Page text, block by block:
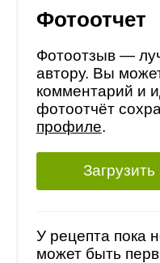
Фотоотчет
Фотоотзыв —
автору. Вы
комментарий и
фотоотчёт
профиле.
Загрузить
У рецепта пока
может быть